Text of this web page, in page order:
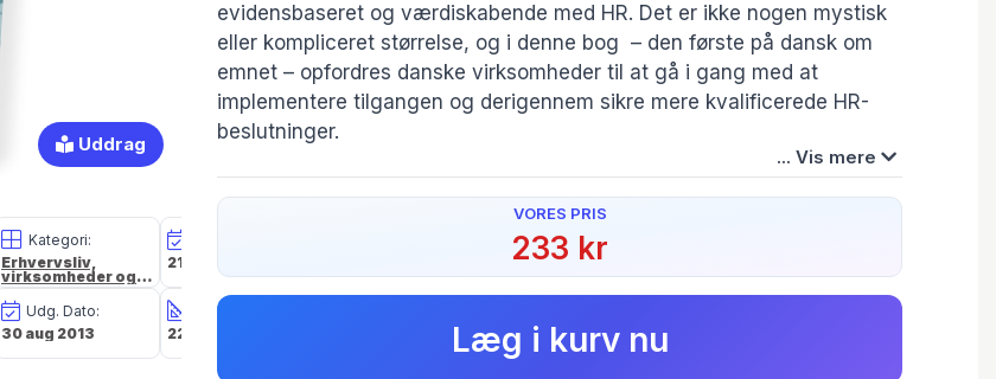
Uddrag
Kategori:
Erhvervsliv,
virksomheder og
ledelse
Udg. Dato:
30 aug 2013
21 feb 2025
Størrelse i cm:
22,5 x 15,0 x 1,0
Dansk Psykologisk
Forfatter(e):
Thomas
Hedegaard
Rasmussen
evidensbaseret og værdiskabende med HR. Det er ikke nogen mystisk
eller kompliceret størrelse, og i denne bog – den første på dansk om
emnet – opfordres danske virksomheder til at gå i gang med at
implementere tilgangen og derigennem sikre mere kvalificerede HR-
beslutninger.
Bogens 10 cases viser, hvordan man konkret kan arbejde med
datadrevet/målbar HR via fire konkrete skridt:
· tag udgangspunkt i virksomhedens konkrete behov
· anvend forskningsbaseret viden om effekter af HR-tiltag
· verificer og illustrer ved brug af virksomhedens egne data og
... Vis mere
VORES PRIS
233 kr
Læg i kurv nu